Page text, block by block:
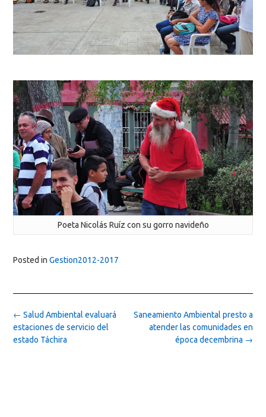
Poeta Nicolás Ruíz con su gorro navideño
Posted in Gestion2012-2017
Post
navigation
Saneamiento Ambiental presto a
atender las comunidades en
época decembrina →
← Salud Ambiental evaluará
estaciones de servicio del
estado Táchira